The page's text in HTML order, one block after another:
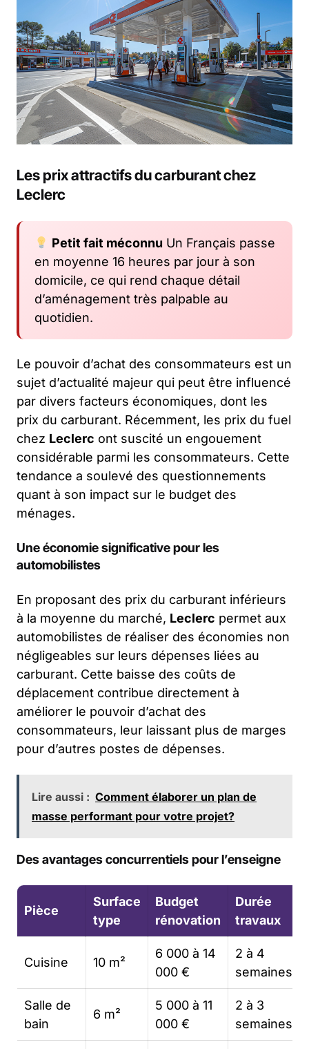
Les prix attractifs du carburant chez
Leclerc
Petit fait méconnu Un Français passe
en moyenne 16 heures par jour à son
domicile, ce qui rend chaque détail
d’aménagement très palpable au
quotidien.
Le pouvoir d’achat des consommateurs est un
sujet d’actualité majeur qui peut être influencé
par divers facteurs économiques, dont les
prix du carburant. Récemment, les prix du fuel
chez Leclerc ont suscité un engouement
considérable parmi les consommateurs. Cette
tendance a soulevé des questionnements
quant à son impact sur le budget des
ménages.
Une économie significative pour les
automobilistes
En proposant des prix du carburant inférieurs
à la moyenne du marché, Leclerc permet aux
automobilistes de réaliser des économies non
négligeables sur leurs dépenses liées au
carburant. Cette baisse des coûts de
déplacement contribue directement à
améliorer le pouvoir d’achat des
consommateurs, leur laissant plus de marges
pour d’autres postes de dépenses.
Lire aussi : Comment élaborer un plan de
masse performant pour votre projet?
Des avantages concurrentiels pour l’enseigne
Pièce
Surface
type
Budget
rénovation
Durée
travaux
Cuisine 10 m²
6 000 à 14
000 €
2 à 4
semaines
Salle de
bain
6 m²
5 000 à 11
000 €
2 à 3
semaines